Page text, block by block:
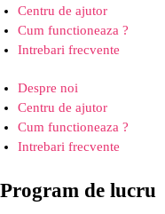
Centru de ajutor
Cum functioneaza ?
Intrebari frecvente
Despre noi
Centru de ajutor
Cum functioneaza ?
Intrebari frecvente
Program de lucru